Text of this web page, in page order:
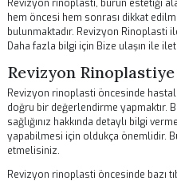
İçindekiler
Revizyon Rinoplastiye
Ameliyat Süreci ve Sonrası
Ameliyat Sonrası Bakım
Revizyon Rinoplastide
Revizyon rinoplasti, burun
hem öncesi hem sonrası dikkat
bulunmaktadır.Revizyon